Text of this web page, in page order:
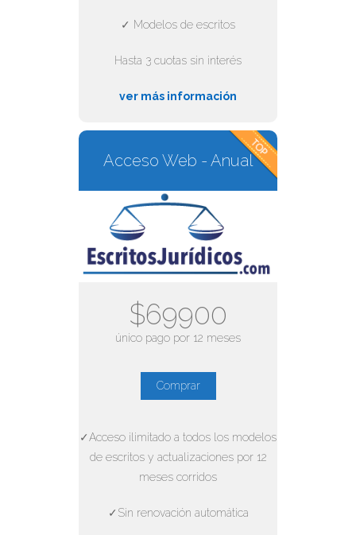
✓ Modelos de escritos
Hasta 3 cuotas sin interés
ver más información
Acceso Web - Anual
$69900
único pago por 12 meses
Comprar
✓Acceso ilimitado a todos los modelos
de escritos y actualizaciones por 12
meses corridos
✓Sin renovación automática